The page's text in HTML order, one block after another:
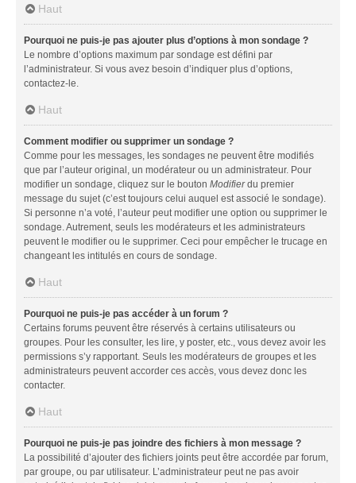
Haut
Pourquoi ne puis-je pas ajouter plus d’options à mon sondage ?
Le nombre d’options maximum par sondage est défini par
l’administrateur. Si vous avez besoin d’indiquer plus d’options,
contactez-le.
Haut
Comment modifier ou supprimer un sondage ?
Comme pour les messages, les sondages ne peuvent être modifiés
que par l’auteur original, un modérateur ou un administrateur. Pour
modifier un sondage, cliquez sur le bouton Modifierdu premier
message du sujet (c’est toujours celui auquel est associé le sondage).
Si personne n’a voté, l’auteur peut modifier une option ou supprimer le
sondage. Autrement, seuls les modérateurs et les administrateurs
peuvent le modifier ou le supprimer. Ceci pour empêcher le trucage en
changeant les intitulés en cours de sondage.
Haut
Pourquoi ne puis-je pas accéder à un forum ?
Certains forums peuvent être réservés à certains utilisateurs ou
groupes. Pour les consulter, les lire, y poster, etc., vous devez avoir les
permissions s’y rapportant. Seuls les modérateurs de groupes et les
administrateurs peuvent accorder ces accès, vous devez donc les
contacter.
Haut
Pourquoi ne puis-je pas joindre des fichiers à mon message ?
La possibilité d’ajouter des fichiers joints peut être accordée par forum,
par groupe, ou par utilisateur. L’administrateur peut ne pas avoir